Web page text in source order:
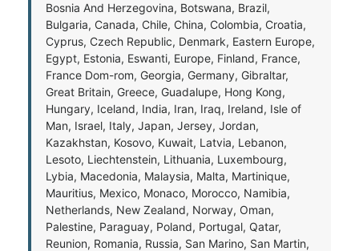
Bosnia And Herzegovina, Botswana, Brazil,
Bulgaria, Canada, Chile, China, Colombia, Croatia,
Cyprus, Czech Republic, Denmark, Eastern Europe,
Egypt, Estonia, Eswanti, Europe, Finland, France,
France Dom-rom, Georgia, Germany, Gibraltar,
Great Britain, Greece, Guadalupe, Hong Kong,
Hungary, Iceland, India, Iran, Iraq, Ireland, Isle of
Man, Israel, Italy, Japan, Jersey, Jordan,
Kazakhstan, Kosovo, Kuwait, Latvia, Lebanon,
Lesoto, Liechtenstein, Lithuania, Luxembourg,
Lybia, Macedonia, Malaysia, Malta, Martinique,
Mauritius, Mexico, Monaco, Morocco, Namibia,
Netherlands, New Zealand, Norway, Oman,
Palestine, Paraguay, Poland, Portugal, Qatar,
Reunion, Romania, Russia, San Marino, San Martin,